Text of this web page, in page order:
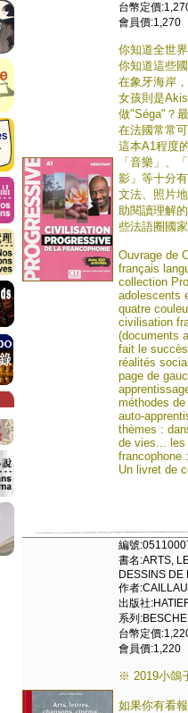
台幣定價
會員價:1,270
你知道全世
你知道這些
在象牙海岸
女孩則是
做"Séga"？
在法國常常
這本A1程度
「音樂」、
影」等十分
文法、照片
助閱讀理解
些法語圈國
Ouvrage de
français
collection
adolescents
quatre
civilisation
(documents
fait le
réalités
page de
méthodes
auto-
thèmes :
de vies... les
francophone
Un livret de
編號
書名:ARTS,
DESSINS DE
作者
出版社
系列
台幣定價
會員價:1,220
※ 2019小鴿
如果你有看